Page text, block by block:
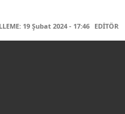
19 Şubat 2024 - 17:46